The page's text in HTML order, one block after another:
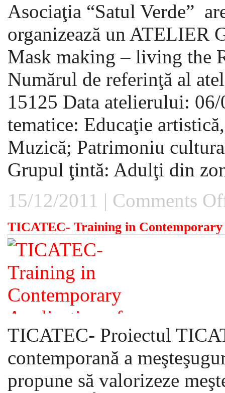
Asociaţia “Satul Verde”
organizează un
Mask making – living the
Numărul de referinţă al
15125 Data atelierului:
tematice: Educaţie
Muzică; Patrimoniu
Grupul ţintă: Adulţi din
15/12/2011 | Comments
TICATEC- Training in
TICATEC- Proiectul
contemporană a
propune să valorizeze